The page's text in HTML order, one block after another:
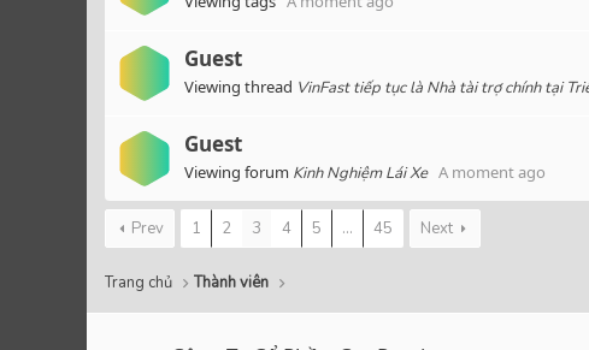
Guest
Viewing thread VinFast tiếp tục là Nhà tài trợ chính tại
Guest
Viewing forum Kinh Nghiệm Lái Xe A moment ago
Prev 1 2 3 4 5 ... 45 Next
Trang chủ Thành viên